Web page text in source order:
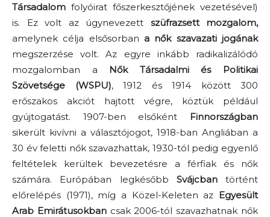
Társadalom folyóirat főszerkesztőjének vezetésével)
is. Ez volt az úgynevezett szüfrazsett mozgalom,
amelynek célja elsősorban a nők szavazati jogának
megszerzése volt. Az egyre inkább radikalizálódó
mozgalomban a Nők Társadalmi és Politikai
Szövetsége (WSPU), 1912 és 1914 között 300
erőszakos akciót hajtott végre, köztük például
gyújtogatást. 1907-ben elsőként Finnországban
sikerült kivívni a választójogot, 1918-ban Angliában a
30 év feletti nők szavazhattak, 1930-tól pedig egyenlő
feltételek kerültek bevezetésre a férfiak és nők
számára. Európában legkésőbb Svájcbantörtént
előrelépés (1971), míg a Közel-Keleten az Egyesült
Arab Emirátusokbancsak 2006-tól szavazhatnak nők